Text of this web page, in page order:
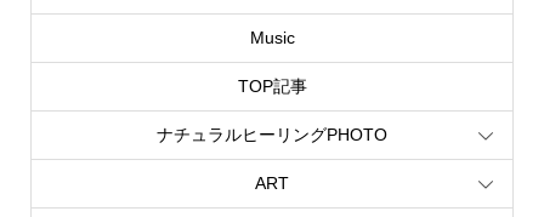
Music
TOP記事
ナチュラルヒーリングPHOTO
ART